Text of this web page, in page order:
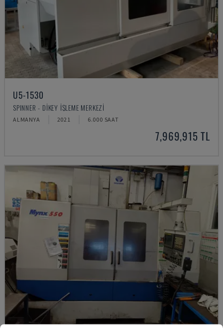
U5-1530
SPINNER - DIKEY İŞLEME MERKEZI
ALMANYA 2021 6.000 SAAT
7,969,915 TL